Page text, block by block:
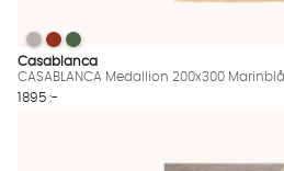
CASABLANCA Medallion
CASABLANCA Medallion 200x300 Marinblå
CASABLANCA Medallion 200x300 Marinblå
CASABLANCA Medallion 200x300 Marinblå
Casablanca
CASABLANCA Medallion 200x300 Marinblå
1895 :-